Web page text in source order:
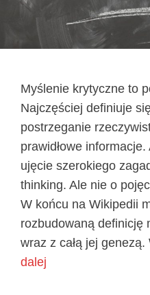
Myślenie krytyczne to
Najczęściej definiuje
postrzeganie
prawidłowe
ujęcie szerokiego
thinking. Ale nie o
W końcu na Wikipedii
rozbudowaną definicję
wraz z całą jej
dalej